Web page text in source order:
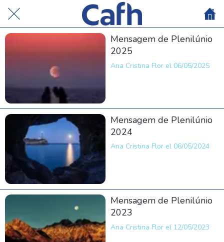
Mensagem de Plenilúnio
2025
Ana Cristina Flor el 06/05/2025
Mensagem de Plenilúnio
2024
Ana Cristina Flor el 06/05/2024
Mensagem de Plenilúnio
2023
Ana Cristina Flor el 12/05/2023